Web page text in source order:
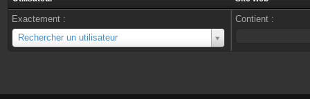
Exactement :
Rechercher un utilisateur
Utilisateur
Contient :